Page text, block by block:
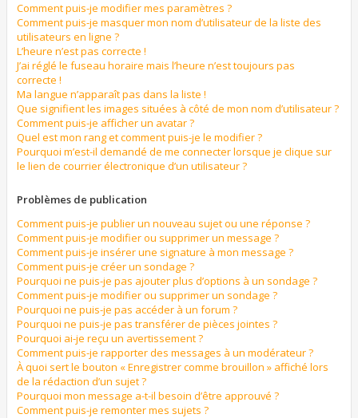
Comment puis-je modifier mes paramètres ?
Comment puis-je masquer mon nom d’utilisateur de la liste des
utilisateurs en ligne ?
L’heure n’est pas correcte !
J’ai réglé le fuseau horaire mais l’heure n’est toujours pas
correcte !
Ma langue n’apparaît pas dans la liste !
Que signifient les images situées à côté de mon nom d’utilisateur ?
Comment puis-je afficher un avatar ?
Quel est mon rang et comment puis-je le modifier ?
Pourquoi m’est-il demandé de me connecter lorsque je clique sur
le lien de courrier électronique d’un utilisateur ?
Problèmes de publication
Comment puis-je publier un nouveau sujet ou une réponse ?
Comment puis-je modifier ou supprimer un message ?
Comment puis-je insérer une signature à mon message ?
Comment puis-je créer un sondage ?
Pourquoi ne puis-je pas ajouter plus d’options à un sondage ?
Comment puis-je modifier ou supprimer un sondage ?
Pourquoi ne puis-je pas accéder à un forum ?
Pourquoi ne puis-je pas transférer de pièces jointes ?
Pourquoi ai-je reçu un avertissement ?
Comment puis-je rapporter des messages à un modérateur ?
À quoi sert le bouton « Enregistrer comme brouillon » affiché lors
de la rédaction d’un sujet ?
Pourquoi mon message a-t-il besoin d’être approuvé ?
Comment puis-je remonter mes sujets ?